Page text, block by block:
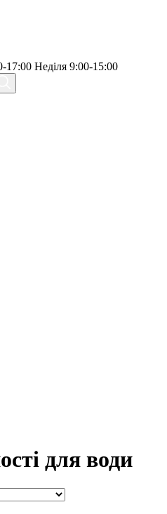
Неділя 9:00-15:00
для води